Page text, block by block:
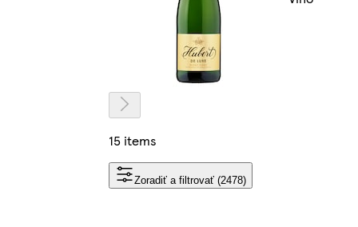
15 items
Zoradiť a filtrovať (2478)